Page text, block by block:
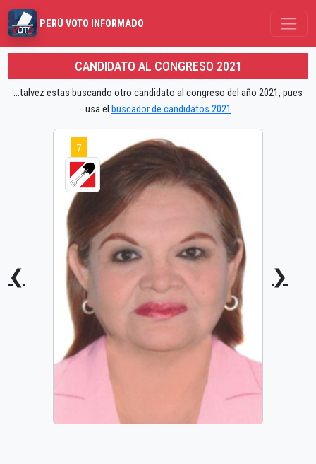
PERÚ VOTO INFORMADO
CANDIDATO AL CONGRESO 2021
...talvez estas buscando otro candidato al congreso del año 2021, pues
usa el buscador de candidatos 2021
❮
7
❯